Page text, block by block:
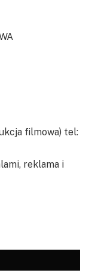
filmowa) tel:
reklama i